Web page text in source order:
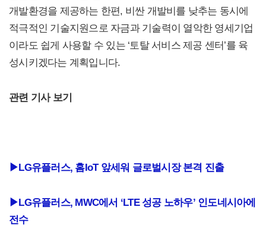
개발환경을 제공하는 한편, 비싼 개발비를 낮추는 동시에
적극적인 기술지원으로 자금과 기술력이 열악한 영세기업
이라도 쉽게 사용할 수 있는 ‘토탈 서비스 제공 센터’를 육
성시키겠다는 계획입니다.
관련 기사 보기
▶LG유플러스, 홈IoT 앞세워 글로벌시장 본격 진출
▶LG유플러스, MWC에서 ‘LTE 성공 노하우’ 인도네시아에
전수